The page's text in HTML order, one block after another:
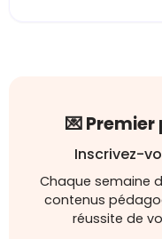
💌
Inscrivez-
Chaque semaine
contenus
réussite de